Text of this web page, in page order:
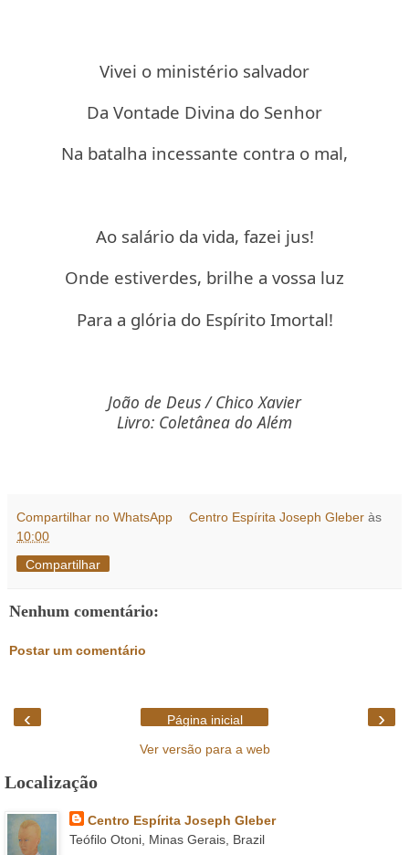
Vivei o ministério salvador
Da Vontade Divina do Senhor
Na batalha incessante contra o mal,
Ao salário da vida, fazei jus!
Onde estiverdes, brilhe a vossa luz
Para a glória do Espírito Imortal!
João de Deus / Chico Xavier
Livro: Coletânea do Além
Compartilhar no WhatsApp Centro Espírita Joseph Gleber às
10:00
Compartilhar
Nenhum comentário:
Postar um comentário
‹ ›
Página inicial
Ver versão para a web
Localização
Centro Espírita Joseph Gleber
Teófilo Otoni, Minas Gerais, Brazil